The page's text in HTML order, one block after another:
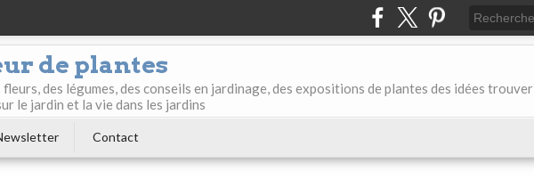
de plantes
fleurs, des légumes, des conseils en jardinage, des expositions de plantes des idées trouver
le jardin et la vie dans les jardins
Contact